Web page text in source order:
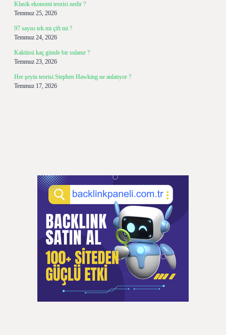
Klasik ekonomi teorisi nedir ?
Temmuz 25, 2026
97 sayısı tek mi çift mi ?
Temmuz 24, 2026
Kaktüsü kaç günde bir sulanır ?
Temmuz 23, 2026
Her şeyin teorisi Stephen Hawking ne anlatıyor ?
Temmuz 17, 2026